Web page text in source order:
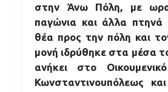
στην Άνω Πόλη, με
παγώνια και άλλα πτηνά
θέα προς την πόλη και
μονή ιδρύθηκε στα μέσα
ανήκει στο
Κωνσταντινουπόλεως